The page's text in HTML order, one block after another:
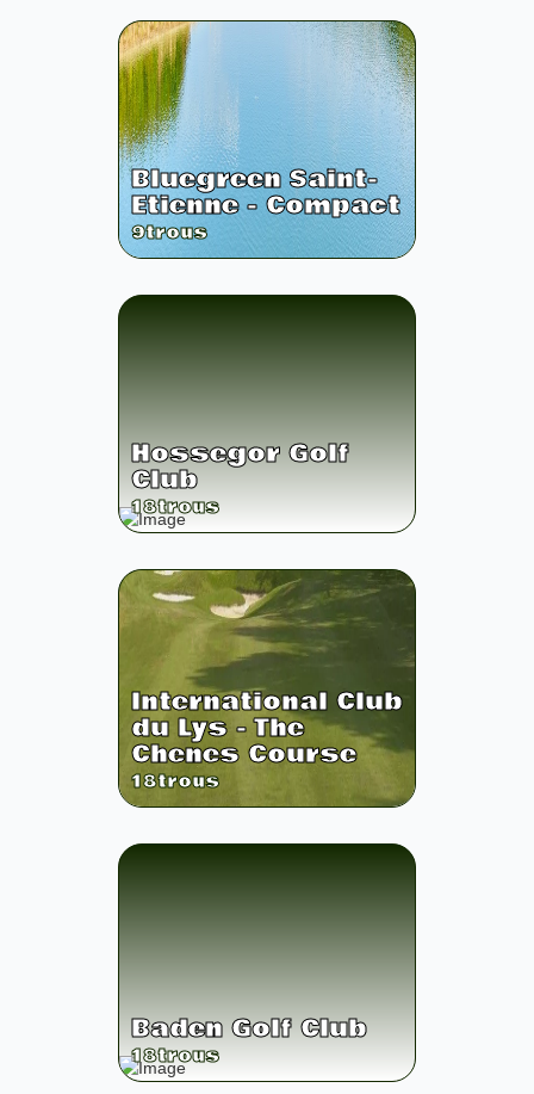
Bluegreen Saint-
Etienne - Compact
9trous
Hossegor Golf
Club
18trous
International Club
du Lys - The
Chenes Course
18trous
Baden Golf Club
18trous